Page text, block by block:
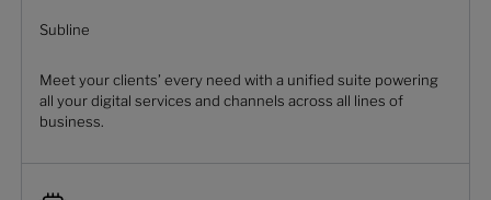
Subline
Meet your clients’ every need with a unified suite powering
all your digital services and channels across all lines of
business.